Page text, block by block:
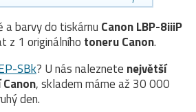
a barvy do tiskárnu Canon LBP-8iiiP
z 1 originálního toneruCanon.
SBk? U nás naleznete největší
, skladem máme až 30 000
den.